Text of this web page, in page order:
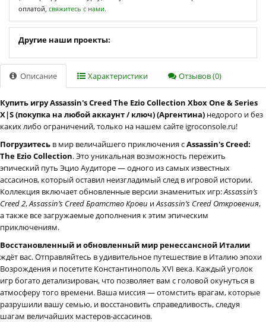
оплатой, свяжитесь с нами.
Другие наши проекты:
Описание Характеристики Отзывов (0)
Купить игру Assassin's Creed The Ezio Collection Xbox One & Series
X|S (покупка на любой аккаунт / ключ) (Аргентина) недорого и без
каких либо ограничений, только на нашем сайте igroconsole.ru!
Погрузитесь в мир величайшего приключения сAssassin's Creed:
The Ezio Collection. Это уникальная возможность пережить
эпический путь Эцио Аудиторе — одного из самых известных
ассасинов, который оставил неизгладимый след в игровой истории.
Коллекция включает обновленные версии знаменитых игр:Assassin’s
Creed 2,Assassin’s Creed Братство Крови иAssassin’s Creed Откровения,
а также все загружаемые дополнения к этим эпическим
приключениям.
Восстановленный и обновленный мир ренессансной Италии
ждёт вас. Отправляйтесь в удивительное путешествие в Италию эпохи
Возрождения и посетите Константинополь XVI века. Каждый уголок
игр богато детализирован, что позволяет вам с головой окунуться в
атмосферу того времени. Ваша миссия — отомстить врагам, которые
разрушили вашу семью, и восстановить справедливость, следуя
шагам величайших мастеров-ассасинов.